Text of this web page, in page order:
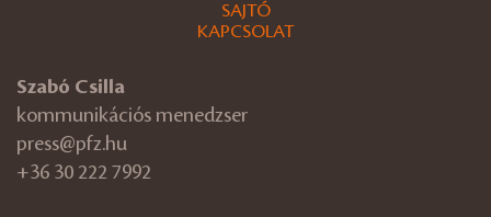
SAJTÓ
KAPCSOLAT
Szabó Csilla
kommunikációs menedzser
press@pfz.hu
+36 30 222 7992